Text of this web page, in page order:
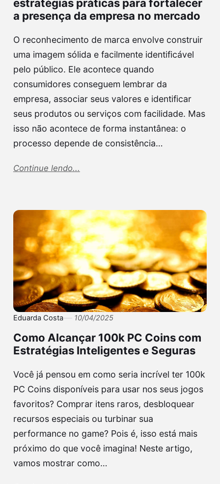
estratégias práticas para fortalecer
a presença da empresa no mercado
O reconhecimento de marca envolve construir
uma imagem sólida e facilmente identificável
pelo público. Ele acontece quando
consumidores conseguem lembrar da
empresa, associar seus valores e identificar
seus produtos ou serviços com facilidade. Mas
isso não acontece de forma instantânea: o
processo depende de consistência…
Continue lendo...
Eduarda Costa 10/04/2025
Como Alcançar 100k PC Coins com
Estratégias Inteligentes e Seguras
Você já pensou em como seria incrível ter 100k
PC Coins disponíveis para usar nos seus jogos
favoritos? Comprar itens raros, desbloquear
recursos especiais ou turbinar sua
performance no game? Pois é, isso está mais
próximo do que você imagina! Neste artigo,
vamos mostrar como…